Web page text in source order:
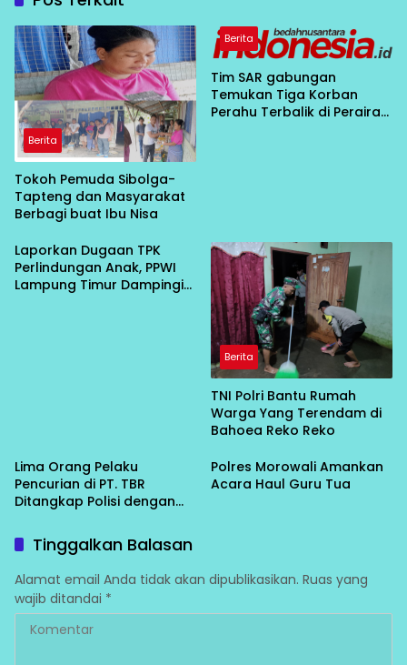
Berita
Tokoh Pemuda Sibolga-
Tapteng dan Masyarakat
Berbagi buat Ibu Nisa
Berita
Tim SAR gabungan
Temukan Tiga Korban
Perahu Terbalik di Perairan
Laporkan Dugaan TPK
Perlindungan Anak, PPWI
Lampung Timur Dampingi
Berita
TNI Polri Bantu Rumah
Warga Yang Terendam di
Bahoea Reko Reko
Lima Orang Pelaku
Pencurian di PT. TBR
Ditangkap Polisi dengan
Polres Morowali Amankan
Acara Haul Guru Tua
Tinggalkan Balasan
Alamat email Anda tidak akan dipublikasikan. Ruas yang
wajib ditandai *